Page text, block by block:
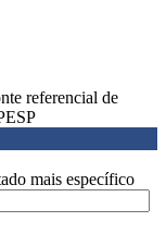
referencial de
mais específico